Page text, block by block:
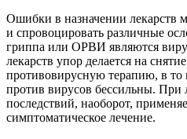
Ошибки в назначении лекарств
и спровоцировать различные
гриппа или ОРВИ являются
лекарств упор делается на
противовирусную терапию, в то
против вирусов бессильны. При
последствий, наоборот,
симптоматическое лечение.